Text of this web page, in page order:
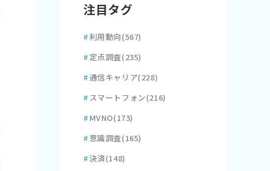
注目タグ
#利用動向(567)
# 定点調査(235)
#通信キャリア(228)
# スマートフォン(216)
# MVNO(173)
# 意識調査(165)
#決済(148)